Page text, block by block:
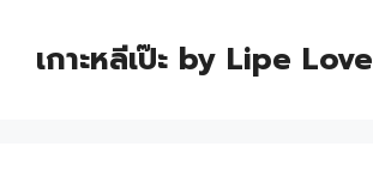
เกาะหลีเป๊ะ by Lipe